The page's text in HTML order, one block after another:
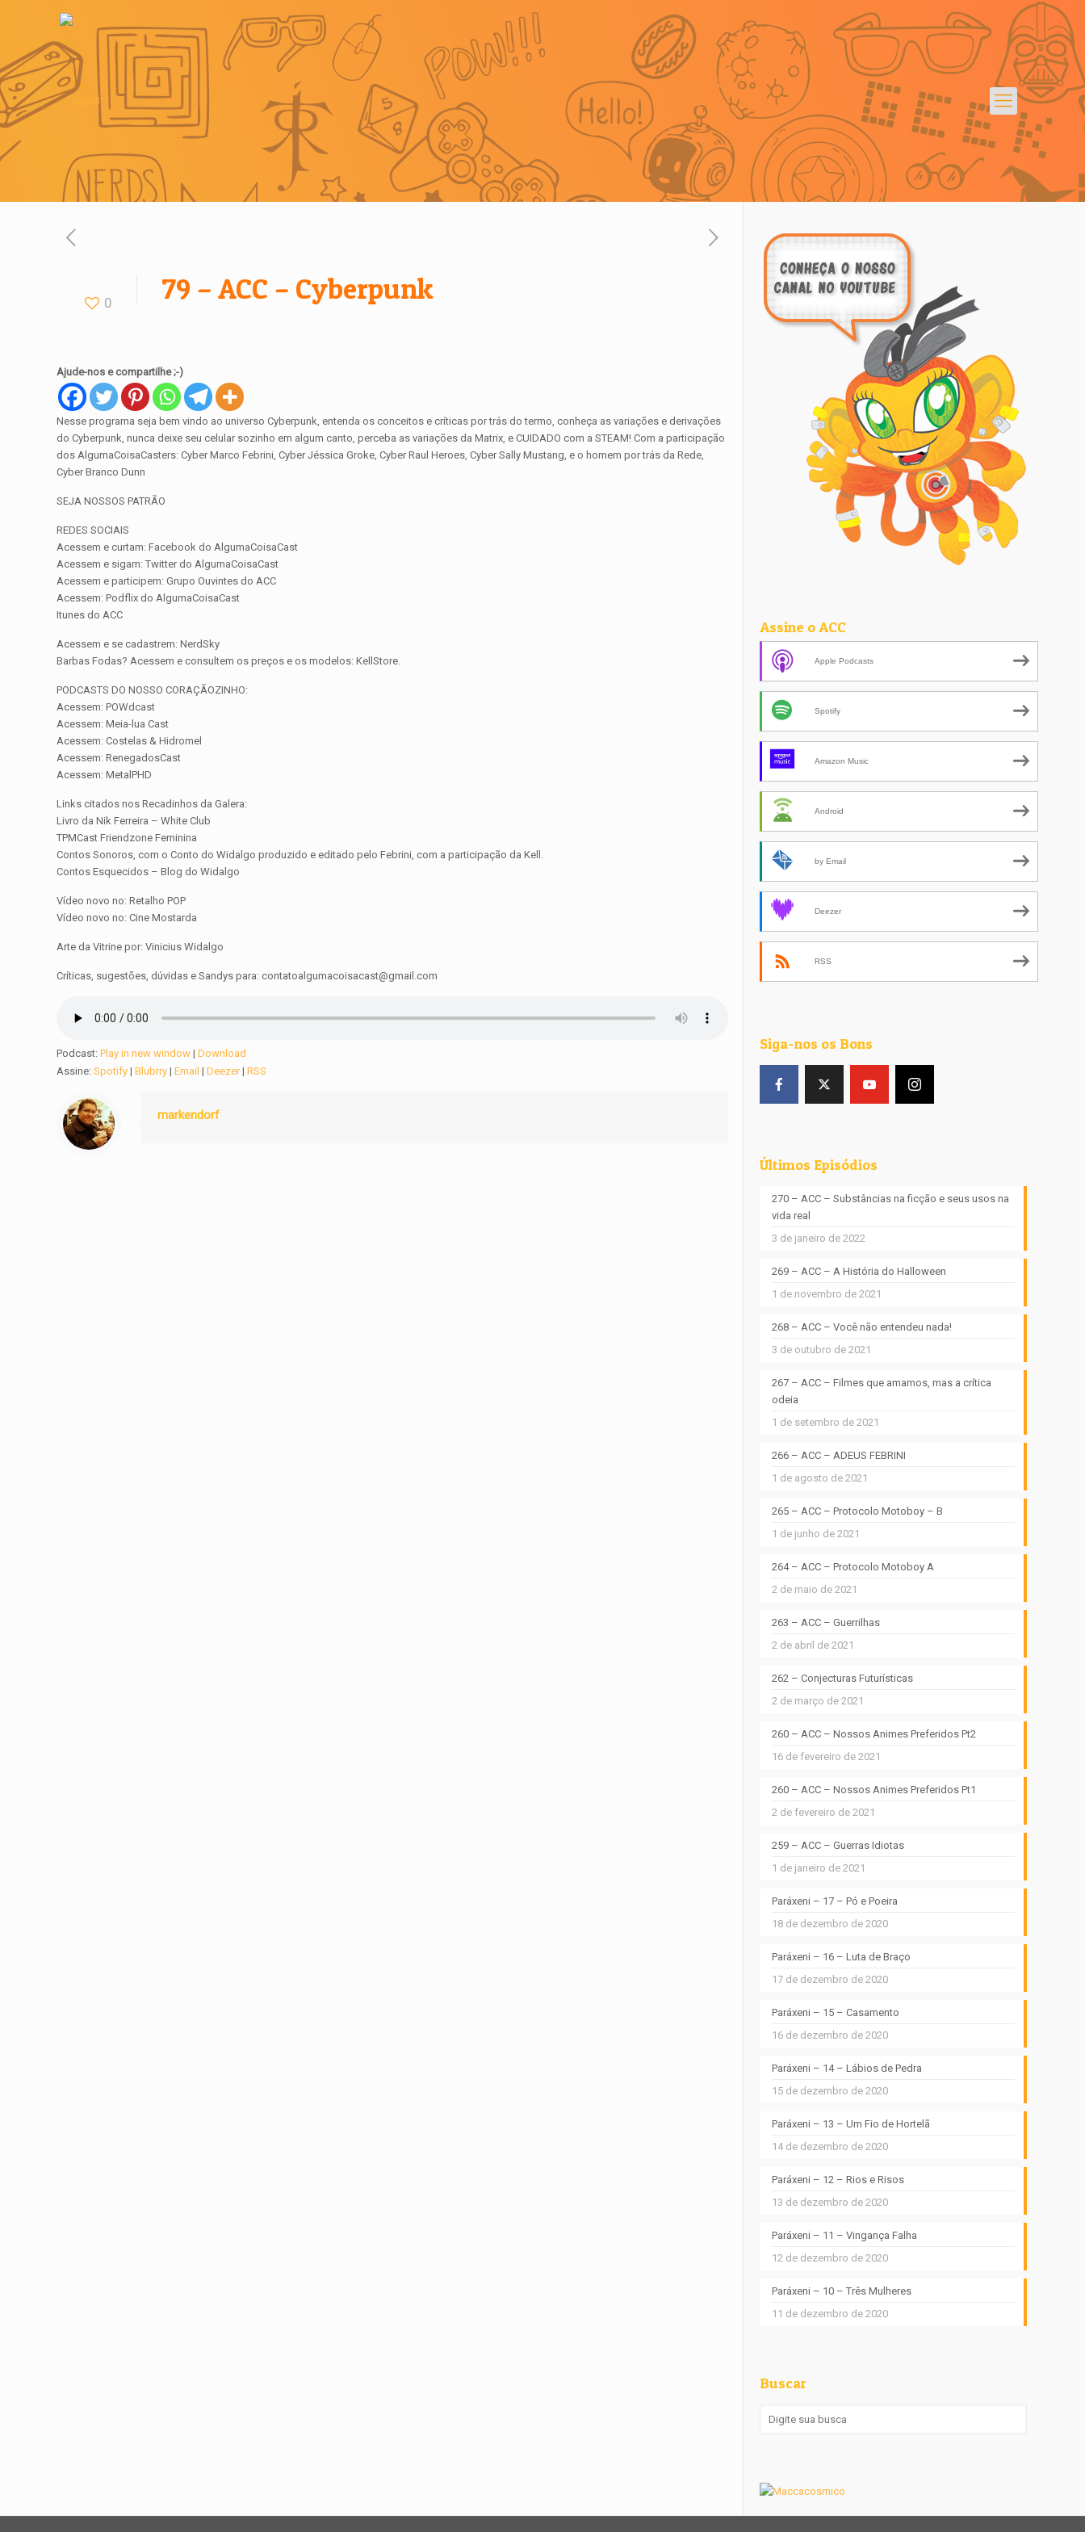
0 79 – ACC – Cyberpunk
Ajude-nos e compartilhe ;-)
Nesse programa seja bem vindo ao universo Cyberpunk, entenda os conceitos e críticas por trás do termo, conheça as variações e derivações
do Cyberpunk, nunca deixe seu celular sozinho em algum canto, perceba as variações da Matrix, e CUIDADO com a STEAM! Com a participação
dos AlgumaCoisaCasters: Cyber Marco Febrini, Cyber Jéssica Groke, Cyber Raul Heroes, Cyber Sally Mustang, e o homem por trás da Rede,
Cyber Branco Dunn
SEJA NOSSOS PATRÃO
REDES SOCIAIS
Acessem e curtam: Facebook do AlgumaCoisaCast
Acessem e sigam: Twitter do AlgumaCoisaCast
Acessem e participem: Grupo Ouvintes do ACC
Acessem: Podflix do AlgumaCoisaCast
Itunes do ACC
Acessem e se cadastrem: NerdSky
Barbas Fodas? Acessem e consultem os preços e os modelos: KellStore.
PODCASTS DO NOSSO CORAÇÃOZINHO:
Acessem: POWdcast
Acessem: Meia-lua Cast
Acessem: Costelas & Hidromel
Acessem: RenegadosCast
Acessem: MetalPHD
Links citados nos Recadinhos da Galera:
Livro da Nik Ferreira – White Club
TPMCast Friendzone Feminina
Contos Sonoros, com o Conto do Widalgo produzido e editado pelo Febrini, com a participação da Kell.
Contos Esquecidos – Blog do Widalgo
Vídeo novo no: Retalho POP
Vídeo novo no: Cine Mostarda
Arte da Vitrine por: Vinicius Widalgo
Críticas, sugestões, dúvidas e Sandys para: contatoalgumacoisacast@gmail.com
Podcast:Play in new window |Download
Assine:Spotify |Blubrry |Email |Deezer|RSS
markendorf
Assine o ACC
Apple Podcasts
Spotify
Amazon Music
Android
by Email
Deezer
RSS
Siga-nos os Bons
Últimos Episódios
270 – ACC – Substâncias na ficção e seus usos na
vida real
3 de janeiro de 2022
269 – ACC – A História do Halloween
1 de novembro de 2021
268 – ACC – Você não entendeu nada!
3 de outubro de 2021
267 – ACC – Filmes que amamos, mas a crítica
odeia
1 de setembro de 2021
266 – ACC – ADEUS FEBRINI
1 de agosto de 2021
265 – ACC – Protocolo Motoboy – B
1 de junho de 2021
264 – ACC – Protocolo Motoboy A
2 de maio de 2021
263 – ACC – Guerrilhas
2 de abril de 2021
262 – Conjecturas Futurísticas
2 de março de 2021
260 – ACC – Nossos Animes Preferidos Pt2
16 de fevereiro de 2021
260 – ACC – Nossos Animes Preferidos Pt1
2 de fevereiro de 2021
259 – ACC – Guerras Idiotas
1 de janeiro de 2021
Paráxeni – 17 – Pó e Poeira
18 de dezembro de 2020
Paráxeni – 16 – Luta de Braço
17 de dezembro de 2020
Paráxeni – 15 – Casamento
16 de dezembro de 2020
Paráxeni – 14 – Lábios de Pedra
15 de dezembro de 2020
Paráxeni – 13 – Um Fio de Hortelã
14 de dezembro de 2020
Paráxeni – 12 – Rios e Risos
13 de dezembro de 2020
Paráxeni – 11 – Vingança Falha
12 de dezembro de 2020
Paráxeni – 10 – Três Mulheres
11 de dezembro de 2020
Buscar